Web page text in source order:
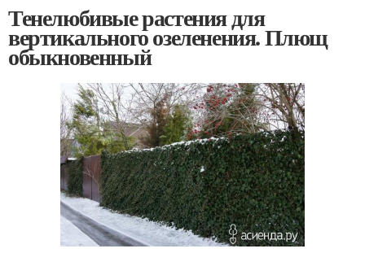
Тенелюбивые растения для
вертикального озеленения. Плющ
обыкновенный